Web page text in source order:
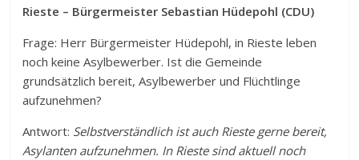
Rieste – Bürgermeister Sebastian Hüdepohl (CDU)
Frage: Herr Bürgermeister Hüdepohl, in Rieste leben
noch keine Asylbewerber. Ist die Gemeinde
grundsätzlich bereit, Asylbewerber und Flüchtlinge
aufzunehmen?
Antwort: Selbstverständlich ist auch Rieste gerne bereit,
Asylanten aufzunehmen. In Rieste sind aktuell noch